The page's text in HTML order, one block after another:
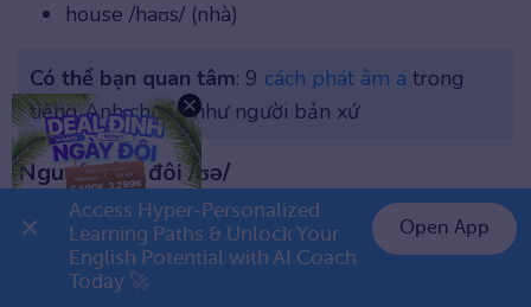
house /haʊs/ (nhà)
Có thể bạn quan tâm: 9 cách phát âm a trong
tiếng Anh chuẩn như người bản xứ
Nguyên âm đôi /ʊə/
Âm này là sự kết hợp của âm /ʊ/ và /ə/, đọc giống
như “uo” trượt.
Cách phát âm:
Access Hyper-Personalized
Learning Paths & Unlock Your
English Potential with AI Coach
Today 🚀
Open App